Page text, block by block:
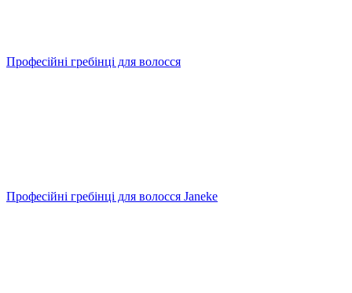
Професійні гребінці для волосся
Професійні гребінці для волосся Janeke